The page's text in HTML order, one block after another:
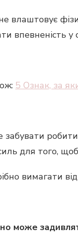
влаштовує
впевненість у
5 Ознак, за
забувати
для того,
вимагати
може